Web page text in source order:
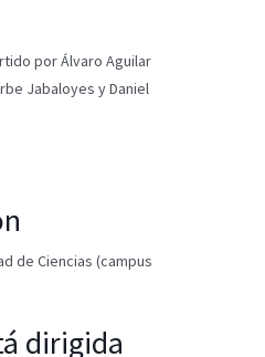
por Álvaro Aguilar
Jabaloyes y Daniel
de Ciencias (campus
dirigida